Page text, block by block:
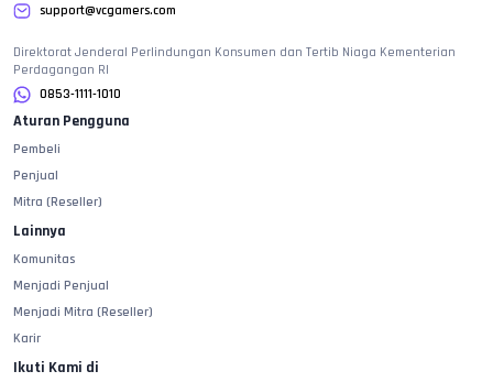
support@vcgamers.com
Direktorat Jenderal Perlindungan Konsumen dan Tertib Niaga Kementerian
Perdagangan RI
0853-1111-1010
Aturan Pengguna
Pembeli
Penjual
Mitra (Reseller)
Lainnya
Komunitas
Menjadi Penjual
Menjadi Mitra (Reseller)
Karir
Ikuti Kami di